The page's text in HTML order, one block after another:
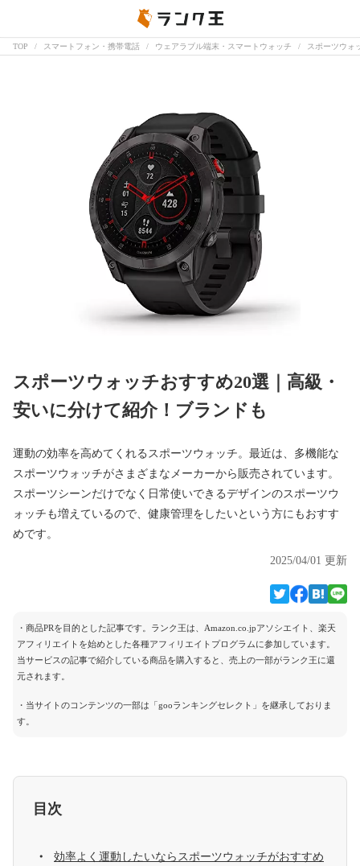
TOP スマートフォン・携帯電話 ウェアラブル端末・スマートウォッチ スポーツウォ
スポーツウォッチおすすめ20選｜高級・
安いに分けて紹介！ブランドも
運動の効率を高めてくれるスポーツウォッチ。最近は、多機能な
スポーツウォッチがさまざまなメーカーから販売されています。
スポーツシーンだけでなく日常使いできるデザインのスポーツウ
ォッチも増えているので、健康管理をしたいという方にもおすす
めです。
2025/04/01 更新
・商品PRを目的とした記事です。ランク王は、Amazon.co.jpアソシエイト、楽天
アフィリエイトを始めとした各種アフィリエイトプログラムに参加しています。
当サービスの記事で紹介している商品を購入すると、売上の一部がランク王に還
元されます。
・当サイトのコンテンツの一部は「gooランキングセレクト」を継承しておりま
す。
目次
効率よく運動したいならスポーツウォッチがおすすめ